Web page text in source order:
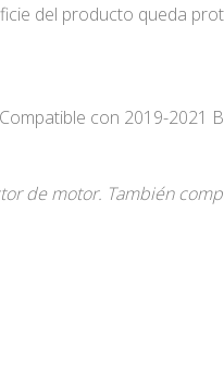
del producto queda
con 2019-2021
de motor. También